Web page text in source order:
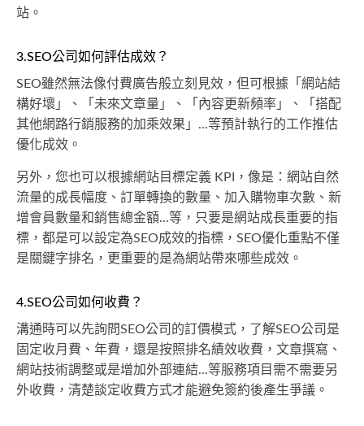
站。
3.SEO公司如何評估成效？
SEO雖然無法像付費廣告般立刻見效，但可根據「網站結
構好壞」、「未來文章量」、「內容更新頻率」、「搭配
其他網路行銷服務的加乘效果」...等預計執行的工作推估
優化成效。
另外，您也可以根據網站目標定義 KPI，像是：網站自然
流量的成長幅度、訂單轉換的數量、加入購物車次數、新
增會員數量和銷售總金額...等，只要是網站成長重要的指
標，都是可以設定為SEO成效的指標，SEO優化重點不僅
是關鍵字排名，更重要的是為網站帶來哪些成效。
4.SEO公司如何收費？
溝通時可以先詢問SEO公司的訂價模式，了解SEO公司是
固定收月費、年費，還是按照排名績效收費，文章撰寫、
網站技術調整或是增加外部連結...等服務項目需不需要另
外收費，清楚談定收費方式才能避免簽約後產生爭議。